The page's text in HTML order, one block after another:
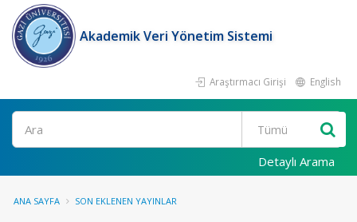
Akademik Veri Yönetim Sistemi
Araştırmacı Girişi English
Ara
Detaylı Arama
ANA SAYFA SON EKLENEN YAYINLAR